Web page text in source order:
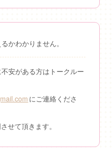
かわかりません。
安がある方はトークルー
にご連絡くださ
せて頂きます。